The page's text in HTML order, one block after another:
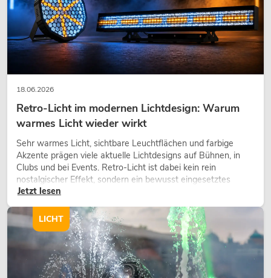
18.06.2026
Retro-Licht im modernen Lichtdesign: Warum
warmes Licht wieder wirkt
Sehr warmes Licht, sichtbare Leuchtflächen und farbige
Akzente prägen viele aktuelle Lichtdesigns auf Bühnen, in
Clubs und bei Events. Retro-Licht ist dabei kein rein
nostalgischer Effekt, sondern ein bewusst eingesetztes
Gestaltungsmittel: Es schafft Atmosphäre, gibt Szenen
wirken lassen.
Jetzt lesen
LICHT